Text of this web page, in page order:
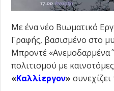
Με ένα νέο Βιωματικό
Γραφής, βασισμένο στο
Μπροντέ «Ανεμοδαρμένα
πολιτισμού με
«Καλλίεργον»συνεχίζει